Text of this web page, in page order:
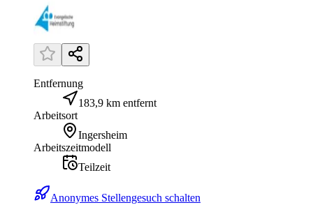
Entfernung
183,9 km entfernt
Arbeitsort
Ingersheim
Arbeitszeitmodell
Teilzeit
Anonymes Stellengesuch schalten